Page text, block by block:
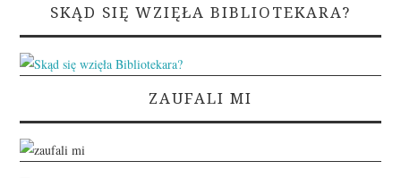
SKĄD SIĘ WZIĘŁA BIBLIOTEKARA?
ZAUFALI MI